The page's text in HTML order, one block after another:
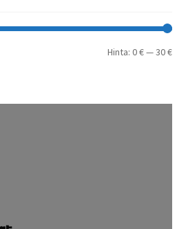
Hinta:0 €—30 €